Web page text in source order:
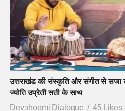
उत्तराखंड की संस्कृति और संगीत से सजा
ज्योति उप्रेती सती के साथ
Devbhoomi Dialogue
45 Likes